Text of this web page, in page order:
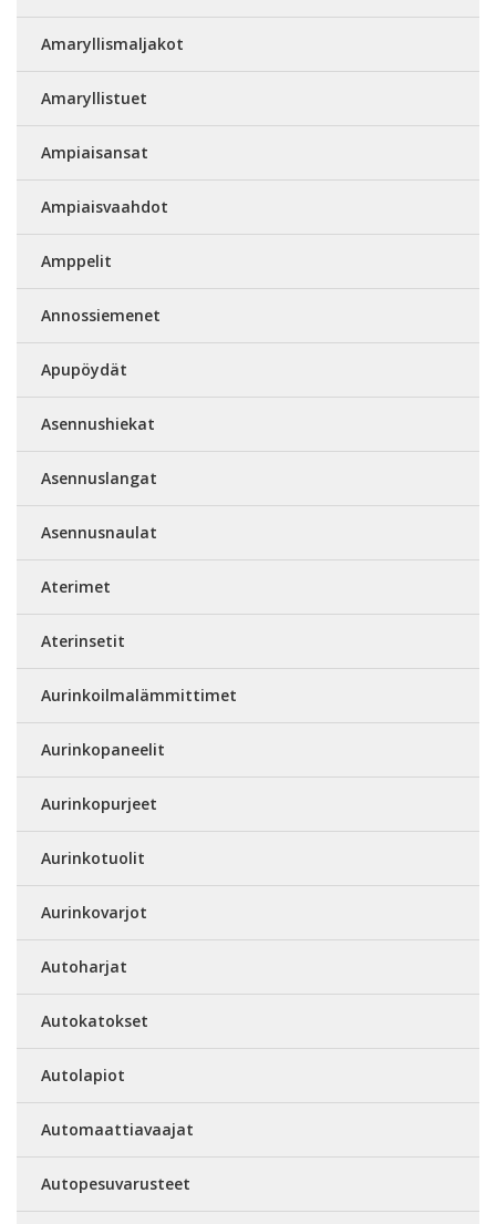
Amaryllismaljakot
Amaryllistuet
Ampiaisansat
Ampiaisvaahdot
Amppelit
Annossiemenet
Apupöydät
Asennushiekat
Asennuslangat
Asennusnaulat
Aterimet
Aterinsetit
Aurinkoilmalämmittimet
Aurinkopaneelit
Aurinkopurjeet
Aurinkotuolit
Aurinkovarjot
Autoharjat
Autokatokset
Autolapiot
Automaattiavaajat
Autopesuvarusteet